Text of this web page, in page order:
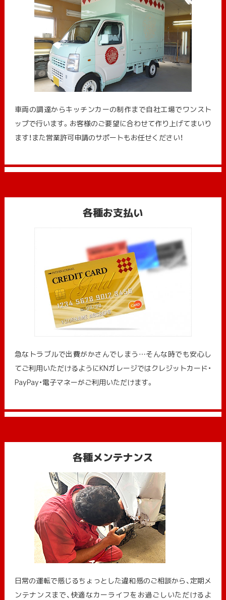
車両の調達からキッチンカーの制作まで自社工場でワンスト
ップで行います。お客様のご要望に合わせて作り上げてまいり
ます！また営業許可申請のサポートもお任せください！
各種お支払い
急なトラブルで出費がかさんでしまう…そんな時でも安心し
てご利用いただけるようにKNガレージではクレジットカード・
PayPay・電子マネーがご利用いただけます。
各種メンテナンス
日常の運転で感じるちょっとした違和感のご相談から、定期メ
ンテナンスまで、快適なカーライフをお過ごしいただけるよ